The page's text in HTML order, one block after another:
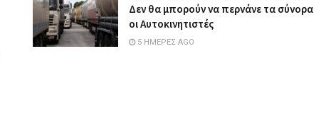
Δεν θα μπορούν να περνάνε τα σύνορα
οι Αυτοκινητιστές
5 ΗΜΈΡΕΣ AGO